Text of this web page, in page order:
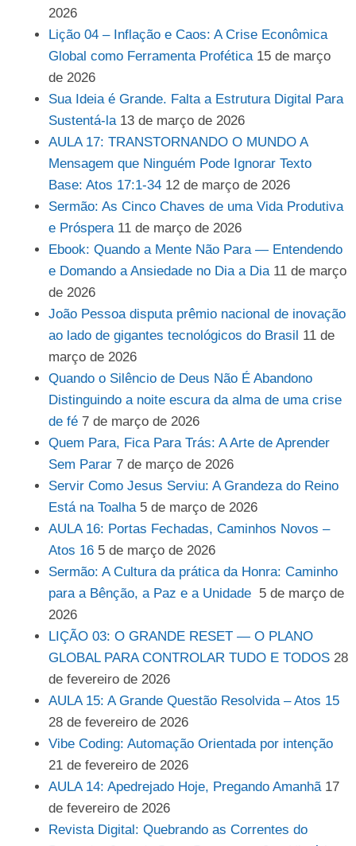
2026
Lição 04 – Inflação e Caos: A Crise Econômica
Global como Ferramenta Profética 15 de março
de 2026
Sua Ideia é Grande. Falta a Estrutura Digital Para
Sustentá-la 13 de março de 2026
AULA 17: TRANSTORNANDO O MUNDO A
Mensagem que Ninguém Pode Ignorar Texto
Base: Atos 17:1-34 12 de março de 2026
Sermão: As Cinco Chaves de uma Vida Produtiva
e Próspera 11 de março de 2026
Ebook: Quando a Mente Não Para — Entendendo
e Domando a Ansiedade no Dia a Dia 11 de março
de 2026
João Pessoa disputa prêmio nacional de inovação
ao lado de gigantes tecnológicos do Brasil 11 de
março de 2026
Quando o Silêncio de Deus Não É Abandono
Distinguindo a noite escura da alma de uma crise
de fé 7 de março de 2026
Quem Para, Fica Para Trás: A Arte de Aprender
Sem Parar 7 de março de 2026
Servir Como Jesus Serviu: A Grandeza do Reino
Está na Toalha 5 de março de 2026
AULA 16: Portas Fechadas, Caminhos Novos –
Atos 16 5 de março de 2026
Sermão: A Cultura da prática da Honra: Caminho
para a Bênção, a Paz e a Unidade 5 de março de
2026
LIÇÃO 03: O GRANDE RESET — O PLANO
GLOBAL PARA CONTROLAR TUDO E TODOS 28
de fevereiro de 2026
AULA 15: A Grande Questão Resolvida – Atos 15
28 de fevereiro de 2026
Vibe Coding: Automação Orientada por intenção
21 de fevereiro de 2026
AULA 14: Apedrejado Hoje, Pregando Amanhã 17
de fevereiro de 2026
Revista Digital: Quebrando as Correntes do